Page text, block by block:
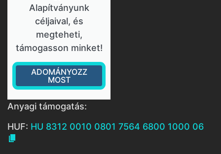
Alapítványunk
céljaival, és
megteheti,
támogasson minket!
ADOMÁNYOZZ
MOST
Anyagi támogatás:
HUF: HU 8312 0010 0801 7564 6800 1000 06
